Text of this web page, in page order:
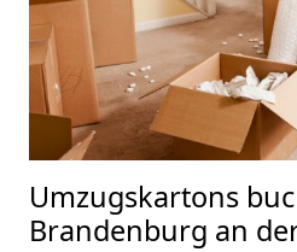
Umzugskartons
Brandenburg an